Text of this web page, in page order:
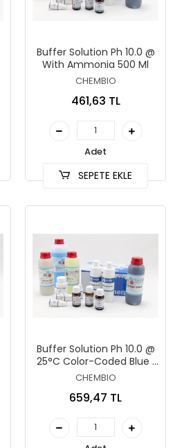
Buffer Solution Ph 10.0 @
With Ammonia 500 Ml
CHEMBIO
461,63 TL
Adet
SEPETE EKLE
Buffer Solution Ph 10.0 @
25°C Color-Coded Blue 1
Lt
CHEMBIO
659,47 TL